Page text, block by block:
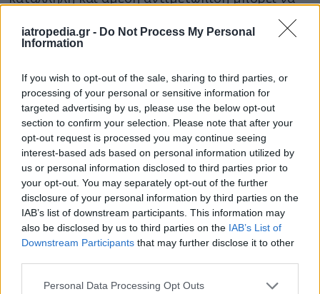
iatropedia.gr - Do Not Process My Personal
Information
If you wish to opt-out of the sale, sharing to third parties, or
processing of your personal or sensitive information for
targeted advertising by us, please use the below opt-out
section to confirm your selection. Please note that after your
opt-out request is processed you may continue seeing
interest-based ads based on personal information utilized by
us or personal information disclosed to third parties prior to
your opt-out. You may separately opt-out of the further
disclosure of your personal information by third parties on the
IAB’s list of downstream participants. This information may
also be disclosed by us to third parties on the IAB’s List of
Downstream Participants that may further disclose it to other
Personal Data Processing Opt Outs
Ο ΕΟΔΥ τονίζει ότι οποιοσδήποτε μπορεί να
ομάδες του πληθυσμού, όμως, όπως οι
ηλικιωμένοι, είναι πιο ευάλωτοι στην ανάπτυξή
της.
Η 80χρονη γυναίκα πάλεψε μία εβδομάδα να
κρατηθεί στη ζωή στην ΜΕΘ του Νοσοκομείου
Λαμίας, αλλά παρά τις προσπάθειες των γιατρών
και του προσωπικού κατέληξε.
Φωτογραφία: iStock